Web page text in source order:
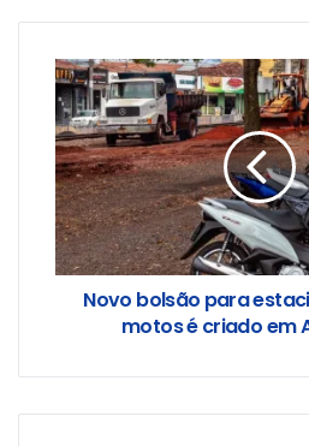
Novo bolsão para
motos é criado em